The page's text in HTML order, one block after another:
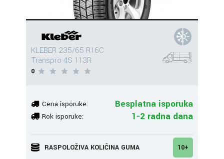
KLEBER 235/65 R16C
Transpro 4S 113R
0
Cena isporuke: Besplatna isporuka
Rok isporuke: 1-2 radna dana
RASPOLOŽIVA KOLIČINA GUMA 10+